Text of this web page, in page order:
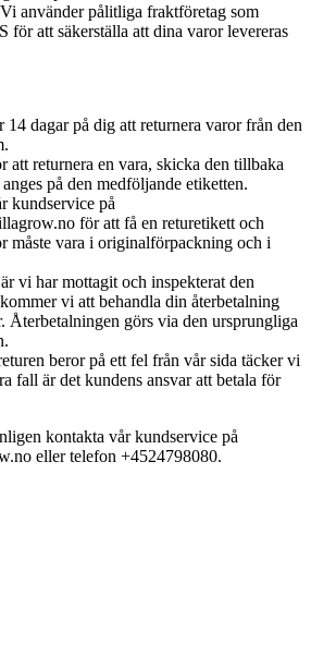
Vi använder pålitliga fraktföretag som
för att säkerställa att dina varor levereras
14 dagar på dig att returnera varor från den
att returnera en vara, skicka den tillbaka
på den medföljande etiketten.
kundservice på
för att få en returetikett och
måste vara i originalförpackning och i
vi har mottagit och inspekterat den
vi att behandla din återbetalning
Återbetalningen görs via den ursprungliga
beror på ett fel från vår sida täcker vi
fall är det kundens ansvar att betala för
kontakta vår kundservice på
eller telefon +4524798080.